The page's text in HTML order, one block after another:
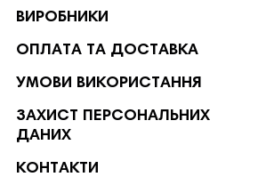
ВИРОБНИКИ
ОПЛАТА ТА ДОСТАВКА
УМОВИ ВИКОРИСТАННЯ
ЗАХИСТ ПЕРСОНАЛЬНИХ
ДАНИХ
КОНТАКТИ